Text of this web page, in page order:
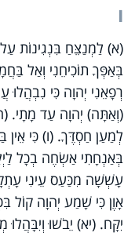
ו
(א) לַמְנַצֵּחַ בִּנְגִינוֹת
בְּאַפְּךָ תוֹכִיחֵנִי וְאַל
רְפָאֵנִי יְהוָה כִּי
(וְאַתָּה) יְהוָה עַד מָתָי.
לְמַעַן חַסְדֶּךָ. (ו) כִּי אֵין
בְּאַנְחָתִי אַשְׂחֶה בְכָל
עָשְׁשָׁה מִכַּעַס עֵינִי
אָוֶן כִּי שָׁמַע יְהוָה קוֹל
יִקָּח. (יא) יֵבֹשׁוּ וְיִבָּהֲלוּ